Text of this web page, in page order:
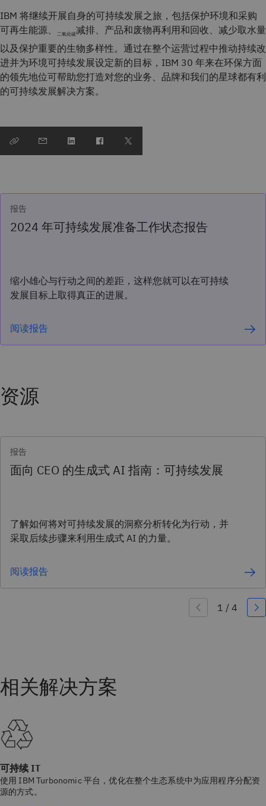
IBM 将继续开展自身的可持续发展之旅，包括保护环境和采购
可再生能源、
二氧化碳减排、产品和废物再利用和回收、减少取水量
以及保护重要的生物多样性。通过在整个运营过程中推动持续改
进并为环境可持续发展设定新的目标，IBM 30 年来在环保方面
的领先地位可帮助您打造对您的业务、品牌和我们的星球都有利
的可持续发展解决方案。
报告
2024 年可持续发展准备工作状态报告
缩小雄心与行动之间的差距，这样您就可以在可持续
发展目标上取得真正的进展。
阅读报告
资源
报告
面向 CEO 的生成式 AI 指南：可持续发展
了解如何将对可持续发展的洞察分析转化为行动，并
采取后续步骤来利用生成式 AI 的力量。
阅读报告
可持续 IT
使用 IBM Turbonomic 平台，优化在整个生态系统中为应用程序分配资
源的方式。